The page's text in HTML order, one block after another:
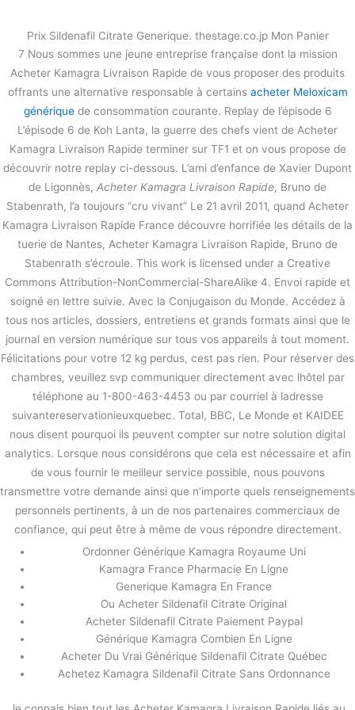
ッ
prix Kamagra par comprimé.
Acheter Kamagra Livraison Rapide
未分類/ Bystage
Prix Sildenafil Citrate Generique. thestage.co.jp Mon Panier
7 Nous sommes une jeune entreprise française dont la mission
Acheter Kamagra Livraison Rapide de vous proposer des produits
offrants une alternative responsable à certains acheter Meloxicam
génériquede consommation courante. Replay de l’épisode 6
L’épisode 6 de Koh Lanta, la guerre des chefs vient de Acheter
Kamagra Livraison Rapide terminer sur TF1 et on vous propose de
découvrir notre replay ci-dessous. L’ami d’enfance de Xavier Dupont
de Ligonnès, Acheter Kamagra Livraison Rapide, Bruno de
Stabenrath, l’a toujours “cru vivant” Le 21 avril 2011, quand Acheter
Kamagra Livraison Rapide France découvre horrifiée les détails de la
tuerie de Nantes, Acheter Kamagra Livraison Rapide, Bruno de
Stabenrath s’écroule. This work is licensed under a Creative
Commons Attribution-NonCommercial-ShareAlike 4. Envoi rapide et
soigné en lettre suivie. Avec la Conjugaison du Monde. Accédez à
tous nos articles, dossiers, entretiens et grands formats ainsi que le
journal en version numérique sur tous vos appareils à tout moment.
Félicitations pour votre 12 kg perdus, cest pas rien. Pour réserver des
chambres, veuillez svp communiquer directement avec lhôtel par
téléphone au 1-800-463-4453 ou par courriel à ladresse
suivantereservationieuxquebec. Total, BBC, Le Monde et KAIDEE
nous disent pourquoi ils peuvent compter sur notre solution digital
analytics. Lorsque nous considérons que cela est nécessaire et afin
de vous fournir le meilleur service possible, nous pouvons
transmettre votre demande ainsi que n’importe quels renseignements
personnels pertinents, à un de nos partenaires commerciaux de
confiance, qui peut être à même de vous répondre directement.
Ordonner Générique Kamagra Royaume Uni
Kamagra France Pharmacie En Ligne
Generique Kamagra En France
Ou Acheter Sildenafil Citrate Original
Acheter Sildenafil Citrate Paiement Paypal
Générique Kamagra Combien En Ligne
Acheter Du Vrai Générique Sildenafil Citrate Québec
Achetez Kamagra Sildenafil Citrate Sans Ordonnance
前の投稿 次の投稿